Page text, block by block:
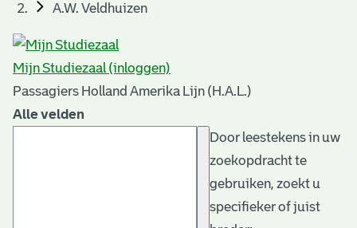
A.W. Veldhuizen
Mijn Studiezaal (inloggen)
Passagiers Holland Amerika Lijn (H.A.L.)
Alle velden
Door leestekens in uw
zoekopdracht te
gebruiken, zoekt u
specifieker of juist